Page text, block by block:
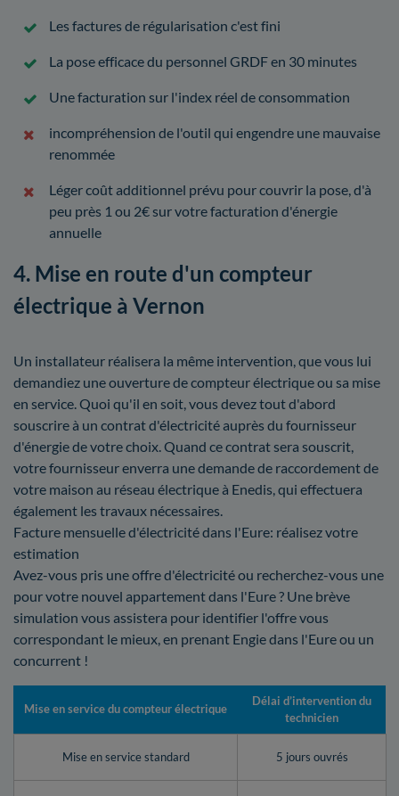
Les factures de régularisation c'est fini
La pose efficace du personnel GRDF en 30 minutes
Une facturation sur l'index réel de consommation
incompréhension de l'outil qui engendre une mauvaise
renommée
Léger coût additionnel prévu pour couvrir la pose, d'à
peu près 1 ou 2€ sur votre facturation d'énergie
annuelle
4. Mise en route d'un compteur
électrique à Vernon
Un installateur réalisera la même intervention, que vous lui
demandiez une ouverture de compteur électrique ou sa mise
en service. Quoi qu'il en soit, vous devez tout d'abord
souscrire à un contrat d'électricité auprès du fournisseur
d'énergie de votre choix. Quand ce contrat sera souscrit,
votre fournisseur enverra une demande de raccordement de
votre maison au réseau électrique à Enedis, qui effectuera
également les travaux nécessaires.
Facture mensuelle d'électricité dans l'Eure: réalisez votre
estimation
Avez-vous pris une offre d'électricité ou recherchez-vous une
pour votre nouvel appartement dans l'Eure ? Une brève
simulation vous assistera pour identifier l'offre vous
correspondant le mieux, en prenant Engie dans l'Eure ou un
concurrent !
Mise en service du compteur électrique
Délai d’intervention du
technicien
Mise en service standard 5 jours ouvrés